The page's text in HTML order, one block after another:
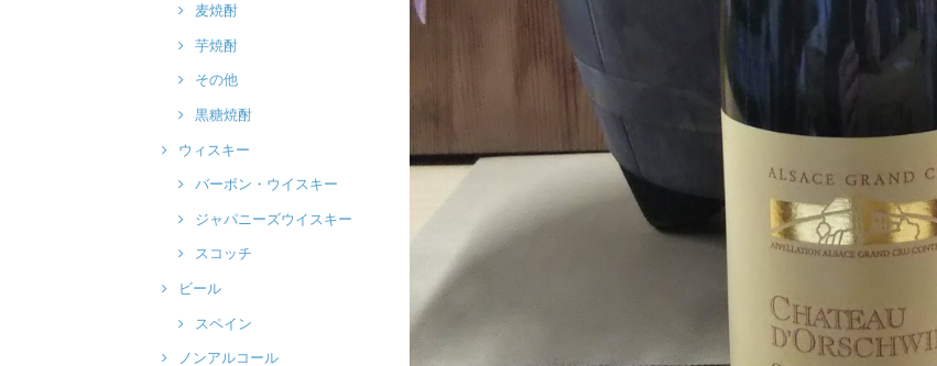
麦焼酎
芋焼酎
その他
黒糖焼酎
ウィスキー
バーボン・ウイスキー
ジャパニーズウイスキー
スコッチ
ビール
スペイン
ノンアルコール